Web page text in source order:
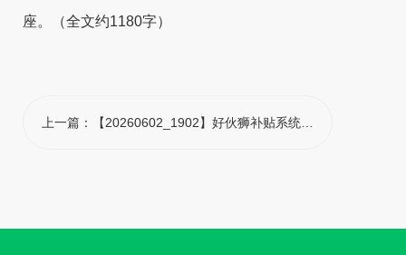
座。（全文约1180字）
上一篇： 【20260602_1902】好伙狮补贴系统赋能集团管控，破解医院多院区餐补统筹难题